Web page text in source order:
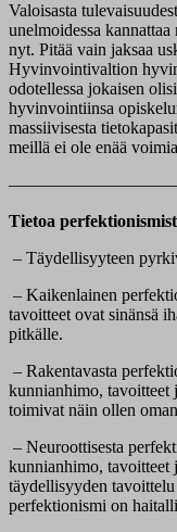
Valoisasta
unelmoidessa
nyt. Pitää vain jaksaa
Hyvinvointivaltion
odotellessa jokaisen
hyvinvointiinsa
massiivisesta
meillä ei ole enää
Tietoa
– Täydellisyyteen
– Kaikenlainen
tavoitteet ovat sinänsä
pitkälle.
– Rakentavasta
kunnianhimo, tavoitteet
toimivat näin ollen
– Neuroottisesta
kunnianhimo, tavoitteet
täydellisyyden
perfektionismi on